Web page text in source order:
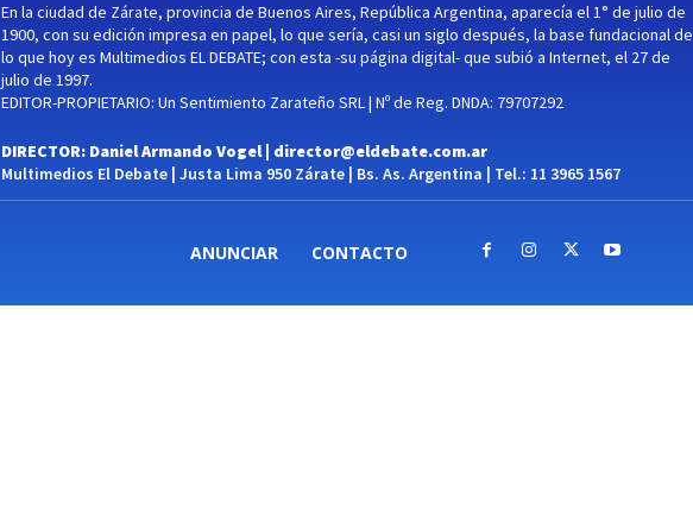
En la ciudad de Zárate, provincia de Buenos Aires, República Argentina, aparecía el 1° de julio de
1900, con su edición impresa en papel, lo que sería, casi un siglo después, la base fundacional de
lo que hoy es Multimedios EL DEBATE; con esta -su página digital- que subió a Internet, el 27 de
julio de 1997.
EDITOR-PROPIETARIO: Un Sentimiento Zarateño SRL | Nº de Reg. DNDA: 79707292
DIRECTOR: Daniel Armando Vogel | director@eldebate.com.ar
Multimedios El Debate | Justa Lima 950 Zárate | Bs. As. Argentina | Tel.: 11 3965 1567
ANUNCIAR CONTACTO